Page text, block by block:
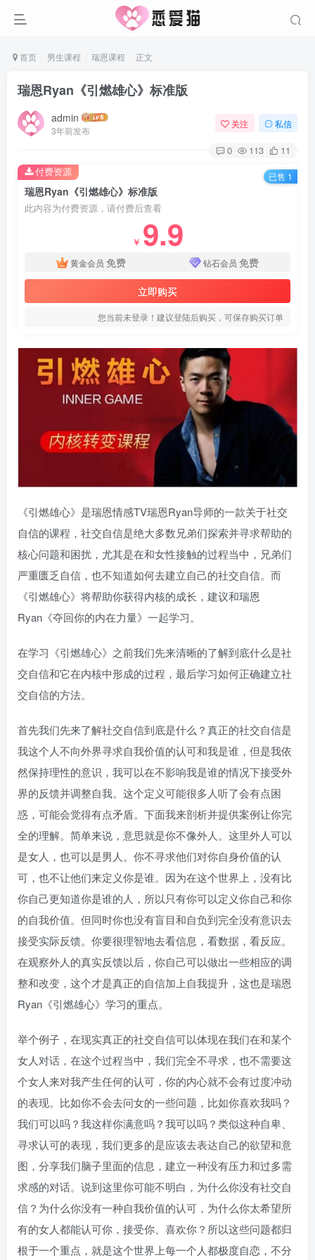
首页 男生课程 瑞恩课程 正文
瑞恩Ryan《引燃雄心》标准版
admin
3年前发布
关注 私信
0 113 11
瑞恩Ryan《引燃雄心》标准版
此内容为付费资源，请付费后查看
￥ 9.9
黄金会员 免费 钻石会员 免费
立即购买
您当前未登录！建议登陆后购买，可保存购买订单
付费资源 已售 1
《引燃雄心》是瑞恩情感TV瑞恩Ryan导师的一款关于社交
自信的课程，社交自信是绝大多数兄弟们探索并寻求帮助的
核心问题和困扰，尤其是在和女性接触的过程当中，兄弟们
严重匮乏自信，也不知道如何去建立自己的社交自信。而
《引燃雄心》将帮助你获得内核的成长，建议和瑞恩
Ryan《夺回你的内在力量》一起学习。
在学习《引燃雄心》之前我们先来清晰的了解到底什么是社
交自信和它在内核中形成的过程，最后学习如何正确建立社
交自信的方法。
首先我们先来了解社交自信到底是什么？真正的社交自信是
我这个人不向外界寻求自我价值的认可和我是谁，但是我依
然保持理性的意识，我可以在不影响我是谁的情况下接受外
界的反馈并调整自我。这个定义可能很多人听了会有点困
惑，可能会觉得有点矛盾。下面我来剖析并提供案例让你完
全的理解。简单来说，意思就是你不像外人。这里外人可以
是女人，也可以是男人。你不寻求他们对你自身价值的认
可，也不让他们来定义你是谁。因为在这个世界上，没有比
你自己更知道你是谁的人，所以只有你可以定义你自己和你
的自我价值。但同时你也没有盲目和自负到完全没有意识去
接受实际反馈。你要很理智地去看信息，看数据，看反应。
在观察外人的真实反馈以后，你自己可以做出一些相应的调
整和改变，这个才是真正的自信加上自我提升，这也是瑞恩
Ryan《引燃雄心》学习的重点。
举个例子，在现实真正的社交自信可以体现在我们在和某个
女人对话，在这个过程当中，我们完全不寻求，也不需要这
个女人来对我产生任何的认可，你的内心就不会有过度冲动
的表现。比如你不会去问女的一些问题，比如你喜欢我吗？
我们可以吗？我这样你满意吗？我可以吗？类似这种自卑、
寻求认可的表现，我们更多的是应该去表达自己的欲望和意
图，分享我们脑子里面的信息，建立一种没有压力和过多需
求感的对话。说到这里你可能不明白，为什么你没有社交自
信？为什么你没有一种自我价值的认可，为什么你太希望所
有的女人都能认可你，接受你、喜欢你？所以这些问题都归
根于一个重点，就是这个世界上每一个人都极度自恋，不分